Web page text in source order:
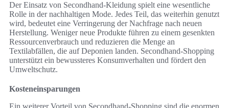
Der Einsatz von Secondhand-Kleidung spielt eine wesentliche
Rolle in der nachhaltigen Mode. Jedes Teil, das weiterhin genutzt
wird, bedeutet eine Verringerung der Nachfrage nach neuen
Herstellung. Weniger neue Produkte führen zu einem gesenkten
Ressourcenverbrauch und reduzieren die Menge an
Textilabfällen, die auf Deponien landen. Secondhand-Shopping
unterstützt ein bewussteres Konsumverhalten und fördert den
Umweltschutz.
Kosteneinsparungen